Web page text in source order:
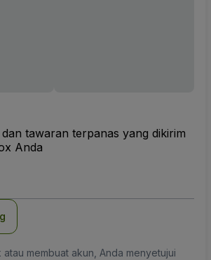
tawaran terpanas yang dikirim
Anda
atau membuat akun, Anda menyetujui